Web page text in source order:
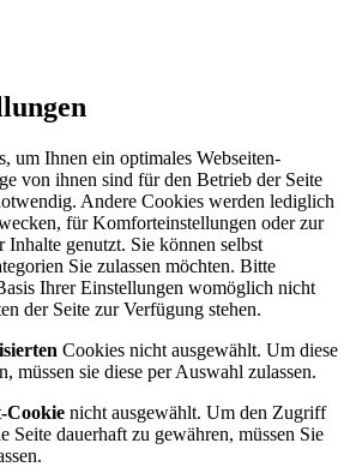
um Ihnen ein optimales Webseiten-
von ihnen sind für den Betrieb der Seite
Andere Cookies werden lediglich
für Komforteinstellungen oder zur
Inhalte genutzt. Sie können selbst
Sie zulassen möchten. Bitte
Ihrer Einstellungen womöglich nicht
der Seite zur Verfügung stehen.
Cookies nicht ausgewählt. Um diese
müssen sie diese per Auswahl zulassen.
Cookie nicht ausgewählt. Um den Zugriff
Seite dauerhaft zu gewähren, müssen Sie